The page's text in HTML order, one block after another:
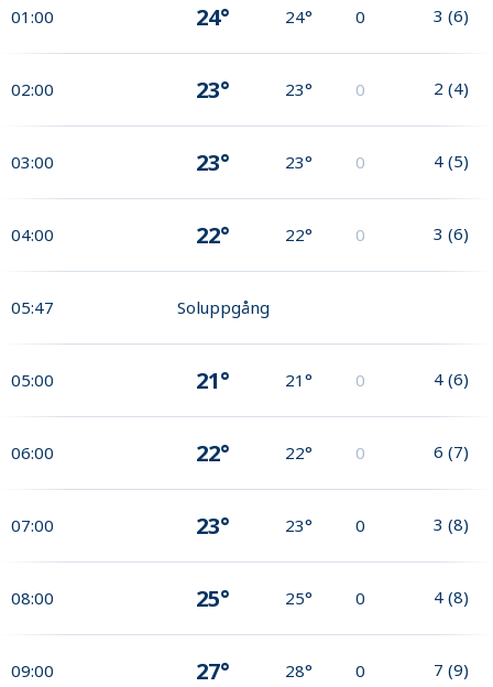
01:00 24° 24° 0 3 (6)
02:00 23° 23° 0 2 (4)
03:00 23° 23° 0 4 (5)
04:00 22° 22° 0 3 (6)
05:47 Soluppgång
05:00 21° 21° 0 4 (6)
06:00 22° 22° 0 6 (7)
07:00 23° 23° 0 3 (8)
08:00 25° 25° 0 4 (8)
09:00 27° 28° 0 7 (9)